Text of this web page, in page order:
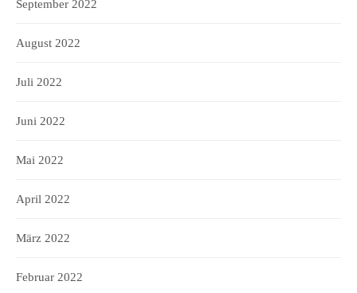
September 2022
August 2022
Juli 2022
Juni 2022
Mai 2022
April 2022
März 2022
Februar 2022